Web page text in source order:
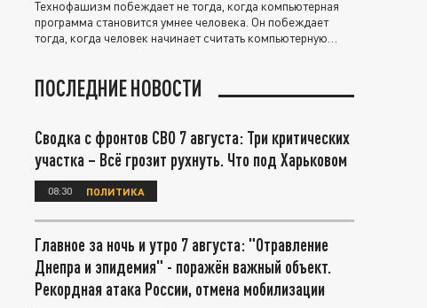
Технофашизм побеждает не тогда, когда компьютерная
программа становится умнее человека. Он побеждает
тогда, когда человек начинает считать компьютерную
ПОСЛЕДНИЕ НОВОСТИ
Сводка с фронтов СВО 7 августа: Три критических
участка – Всё грозит рухнуть. Что под Харьковом
08:30 ПОЛИТИКА
Главное за ночь и утро 7 августа: "Отравление
Днепра и эпидемия" - поражён важный объект.
Рекордная атака России, отмена мобилизации